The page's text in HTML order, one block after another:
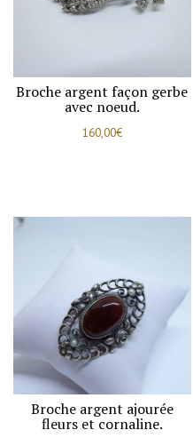
Broche argent façon gerbe
avec noeud.
160,00€
Broche argent ajourée
fleurs et cornaline.